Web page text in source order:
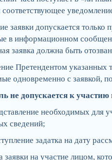
соответствующее
заявки допускается
в информационном
заявка должна быть
Претендентом указанных
одновременно с заявкой,
не допускается к
необходимых для
сведений;
задатка на дату
заявки на участие лицом,